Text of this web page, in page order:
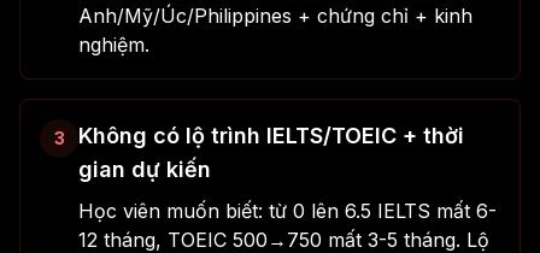
Anh/Mỹ/Úc/Philippines + chứng chỉ + kinh
nghiệm.
3
Không có lộ trình IELTS/TOEIC + thời
gian dự kiến
Học viên muốn biết: từ 0 lên 6.5 IELTS mất 6-
12 tháng, TOEIC 500→750 mất 3-5 tháng. Lộ